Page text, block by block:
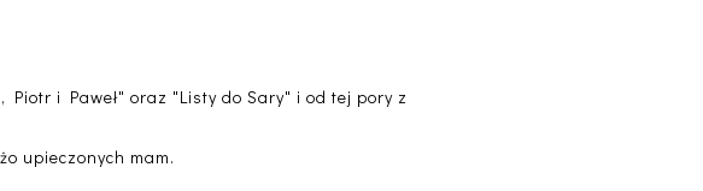
i Paweł" oraz "Listy do Sary" i od tej pory z
upieczonych mam.